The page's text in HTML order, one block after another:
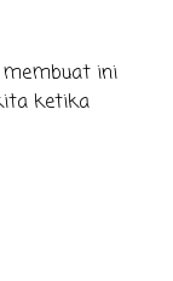
membuat ini
ketika